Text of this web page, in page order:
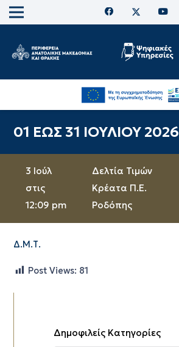
01 ΕΩΣ 31 ΙΟΥΛΙΟΥ 2026
3 Ιούλ
στις
12:09 pm
Δελτία Τιμών
Κρέατα Π.Ε.
Ροδόπης
Δ.Μ.Τ.
Post Views: 81
Δημοφιλείς Κατηγορίες